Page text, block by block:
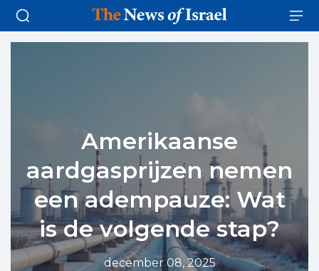
Amerikaanse
aardgasprijzen nemen
een adempauze: Wat
is de volgende stap?
december 08, 2025